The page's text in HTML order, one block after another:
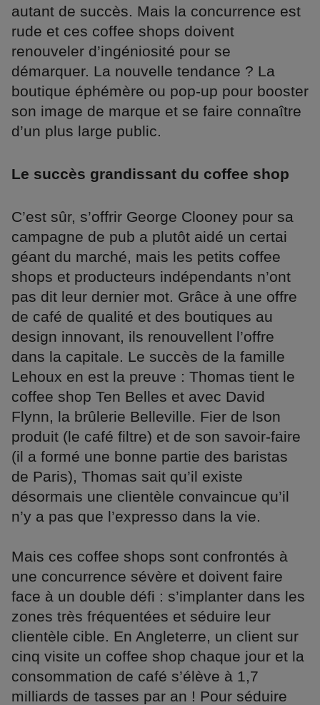
autant de succès. Mais la concurrence est
rude et ces coffee shops doivent
renouveler d’ingéniosité pour se
démarquer. La nouvelle tendance ? La
boutique éphémère ou pop-up pour booster
son image de marque et se faire connaître
d’un plus large public.
Le succès grandissant du coffee shop
C’est sûr, s’offrir George Clooney pour sa
campagne de pub a plutôt aidé un certai
géant du marché, mais les petits coffee
shops et producteurs indépendants n’ont
pas dit leur dernier mot. Grâce à une offre
de café de qualité et des boutiques au
design innovant, ils renouvellent l’offre
dans la capitale. Le succès de la famille
Lehoux en est la preuve : Thomas tient le
coffee shop Ten Belles et avec David
Flynn, la brûlerie Belleville. Fier de lson
produit (le café filtre) et de son savoir-faire
(il a formé une bonne partie des baristas
de Paris), Thomas sait qu’il existe
désormais une clientèle convaincue qu’il
n’y a pas que l’expresso dans la vie.
Mais ces coffee shops sont confrontés à
une concurrence sévère et doivent faire
face à un double défi : s’implanter dans les
zones très fréquentées et séduire leur
clientèle cible. En Angleterre, un client sur
cinq visite un coffee shop chaque jour et la
consommation de café s’élève à 1,7
milliards de tasses par an ! Pour séduire